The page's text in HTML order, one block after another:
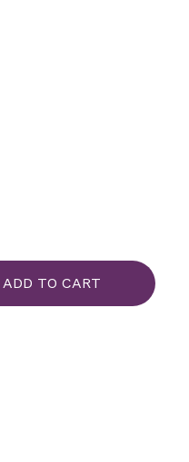
ADD TO CART